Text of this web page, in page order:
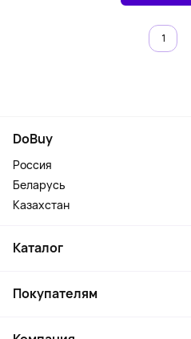
1
DoBuy
Россия
Беларусь
Казахстан
Каталог
Ноутбуки, мониторы, VR
Парфюмерия и косметика
Покупателям